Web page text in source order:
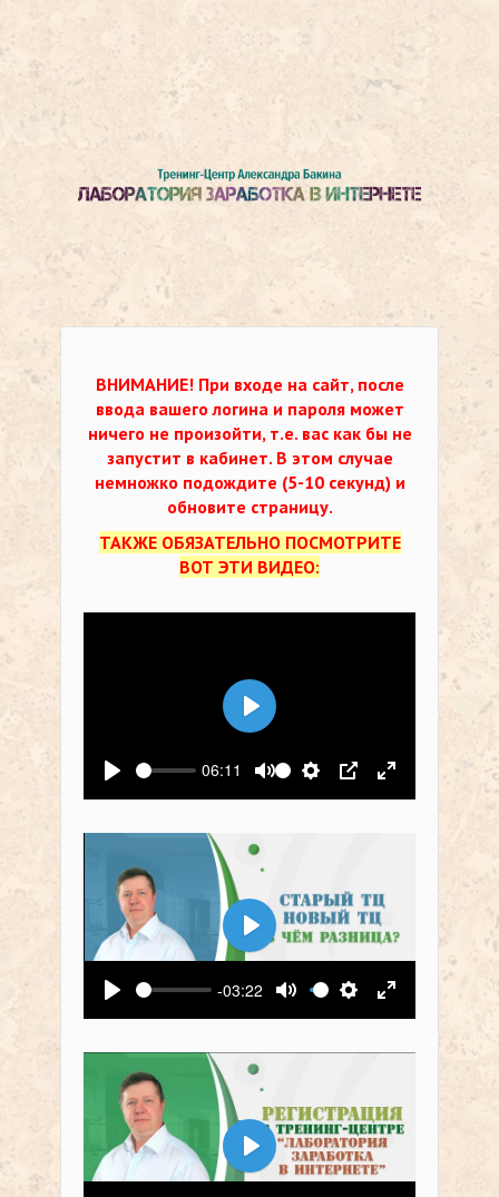
ВНИМАНИЕ! При входе на сайт, после
ввода вашего логина и пароля может
ничего не произойти, т.е. вас как бы не
запустит в кабинет. В этом случае
немножко подождите (5-10 секунд) и
обновите страницу.
ТАКЖЕ ОБЯЗАТЕЛЬНО ПОСМОТРИТЕ
ВОТ ЭТИ ВИДЕО:
Воспроизвести
06:11
Выключить звук
Настройки
PIP На весь
Воспроизвести
Воспроизвести
-03:22
Выключить звук
Настройки
На весь
Воспроизвести
Воспроизвести